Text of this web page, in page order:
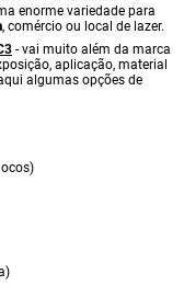
enorme variedade para
, comércio ou local de lazer.
- vai muito além da marca
aplicação, material
algumas opções de